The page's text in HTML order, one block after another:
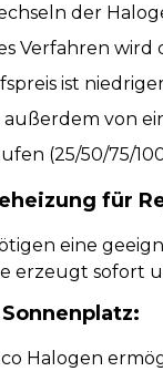
der
Verfahren wird
ist
außerdem von
(25/50/75/
für
eine
erzeugt sofort
Halogen